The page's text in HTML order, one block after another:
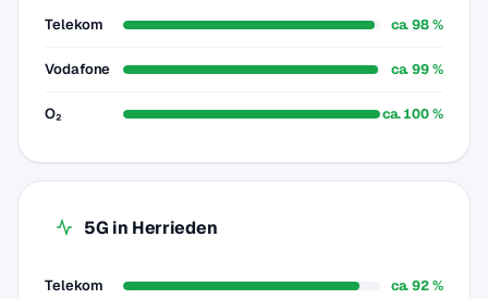
Telekom ca. 98 %
Vodafone ca. 99 %
O₂ ca. 100 %
5G in Herrieden
Telekom ca. 92 %